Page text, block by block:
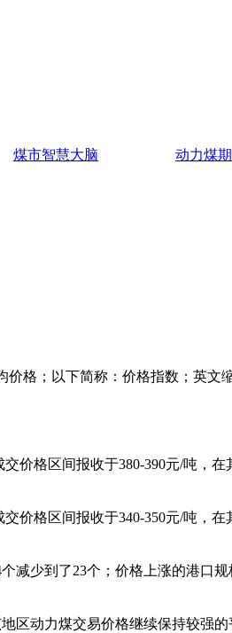
煤市智慧大脑 动力煤
格；以下简称：价格指数；英文
价格区间报收于380-390元/吨，
价格区间报收于340-350元/吨，
减少到了23个；价格上涨的港口
区动力煤交易价格继续保持较强